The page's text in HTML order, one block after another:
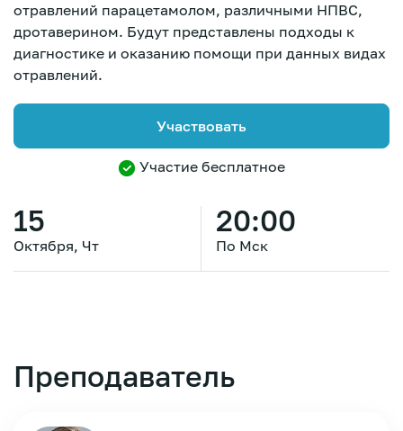
Зарегистрироваться
15
Октября, Чт
20:00
По Мск
отравлений парацетамолом, различными НПВС,
дротаверином. Будут представлены подходы к
диагностике и оказанию помощи при данных видах
отравлений.
Участвовать
Участие бесплатное
Преподаватель